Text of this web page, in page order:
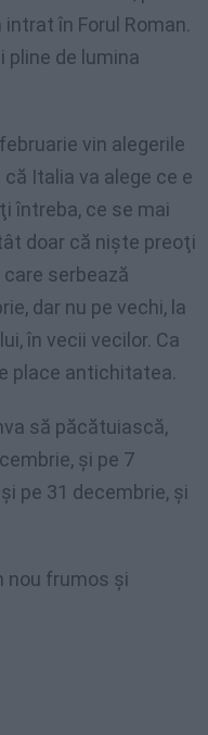
în Forul Roman.
pline de lumina
vin alegerile
Italia va alege ce e
întreba, ce se mai
doar că nişte preoţi
serbează
dar nu pe vechi, la
în vecii vecilor. Ca
place antichitatea.
să păcătuiască,
şi pe 7
pe 31 decembrie, şi
nou frumos şi